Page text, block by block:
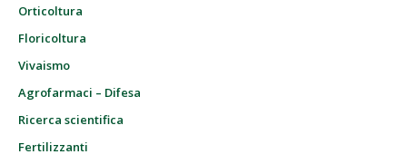
Orticoltura
Floricoltura
Vivaismo
Agrofarmaci – Difesa
Ricerca scientifica
Fertilizzanti